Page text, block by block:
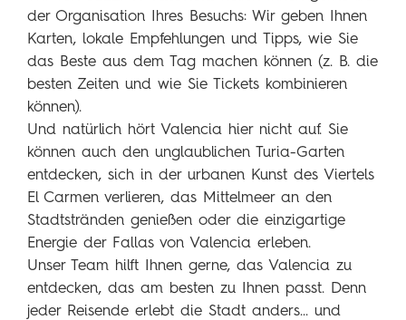
der Organisation Ihres Besuchs: Wir geben Ihnen
Karten, lokale Empfehlungen und Tipps, wie Sie
das Beste aus dem Tag machen können (z. B. die
besten Zeiten und wie Sie Tickets kombinieren
können).
Und natürlich hört Valencia hier nicht auf. Sie
können auch den unglaublichen Turia-Garten
entdecken, sich in der urbanen Kunst des Viertels
El Carmen verlieren, das Mittelmeer an den
Stadtstränden genießen oder die einzigartige
Energie der Fallas von Valencia erleben.
Unser Team hilft Ihnen gerne, das Valencia zu
entdecken, das am besten zu Ihnen passt. Denn
jeder Reisende erlebt die Stadt anders... und